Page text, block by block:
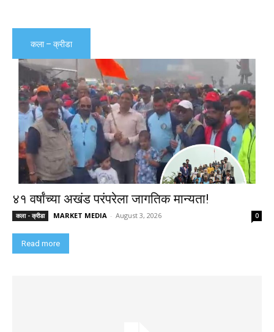
कला – क्रीडा
४१ वर्षांच्या अखंड परंपरेला जागतिक मान्यता!
कला - क्रीडा MARKET MEDIA - August 3, 2026 0
Read more